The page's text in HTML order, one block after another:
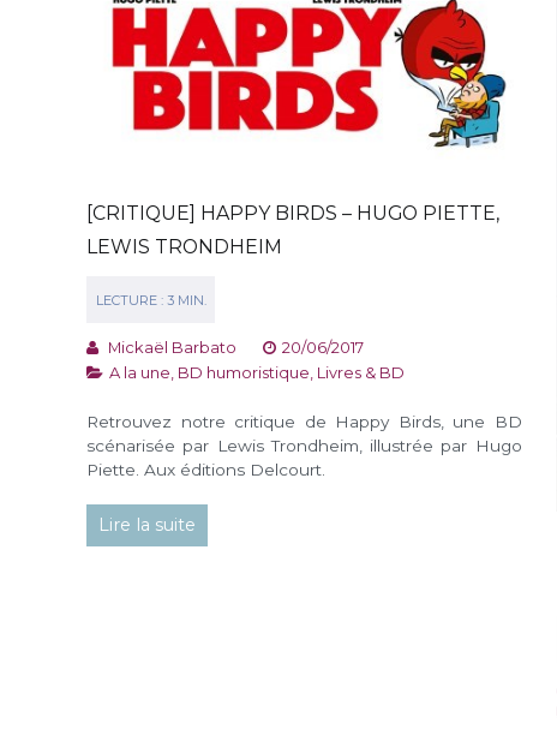
[CRITIQUE] HAPPY BIRDS – HUGO PIETTE,
LEWIS TRONDHEIM
Mickaël Barbato
20/06/2017
A la une, BD humoristique, Livres & BD
Retrouvez notre critique de Happy Birds, une BD
scénarisée par Lewis Trondheim, illustrée par Hugo
Piette. Aux éditions Delcourt.
Lire la suite